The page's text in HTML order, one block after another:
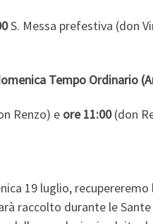
S. Messa prefestiva (don
Tempo Ordinario
Renzo) e ore 11:00(don
19 luglio,
raccolto durante le